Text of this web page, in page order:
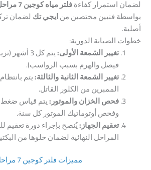
لضمان استمرار كفاءةفلتر مياه كوجين 7 مراحل
بواسطة فنيين مختصين منايجي تك لضمان
أصلية.
خطوات الصيانة الدورية:
تغيير الشمعة الأولى:
يتم كل 3
فيصل والهرم بسبب الرواسب).
تغيير الشمعة الثانية والثالثة:
الممبرين من الكلور القاتل.
فحص الخزان والموتور:يتم قياس ضغط
وفحص أوتوماتيك الموتور كل سنة.
تعقيم الجهاز:يُنصح بإجراء دورة تعقيم
المراحل النهائية لضمان خلوها من
مميزات فلتر كوجين 7 مراحل